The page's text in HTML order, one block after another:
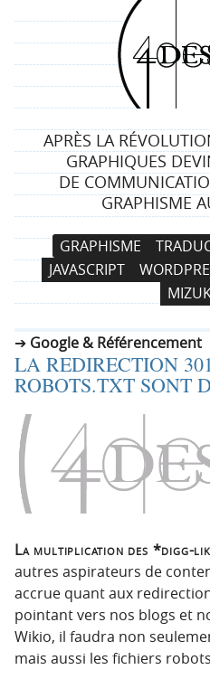
APRÈS LA
GRAPHIQUES
DE
GRAPHISME
N
a
v
i
a
t
i
n
r
c
i
p
a
l
e
A
l
l
e
a
u
c
n
e
n
GRAPHISME
JAVASCRIPT
Google & Référencement
LA REDIRECTION
ROBOTS.TXT SONT
La multiplication des *digg-
autres aspirateurs de
accrue quant aux
pointant vers nos blogs et
Wikio, il faudra non
mais aussi les fichiers